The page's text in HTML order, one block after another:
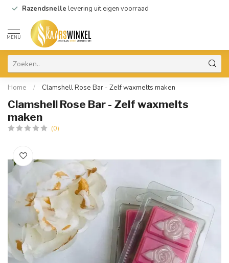
Razendsnelle levering uit eigen voorraad
MENU
Home / Clamshell Rose Bar - Zelf waxmelts maken
Clamshell Rose Bar - Zelf waxmelts
maken
(0)